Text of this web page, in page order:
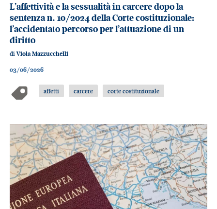
L’affettività e la sessualità in carcere dopo la
sentenza n. 10/2024 della Corte costituzionale:
l’accidentato percorso per l’attuazione di un
diritto
diViola Mazzucchelli
03/06/2026
affetti carcere corte costituzionale